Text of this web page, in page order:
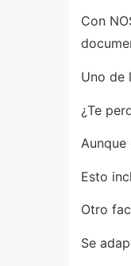
Con
Uno de
¿Te
Esto
Otro
Se